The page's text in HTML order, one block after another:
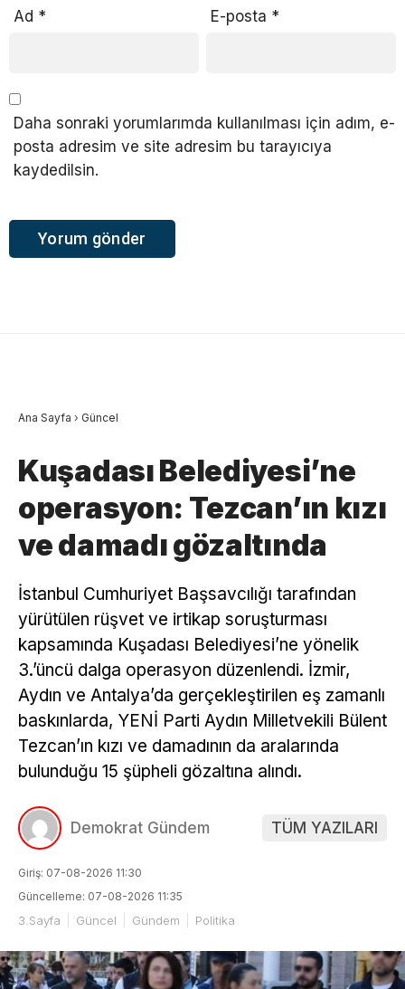
Ad * E-posta *
Daha sonraki yorumlarımda kullanılması için adım, e-
posta adresim ve site adresim bu tarayıcıya
kaydedilsin.
Ana Sayfa › Güncel
Kuşadası Belediyesi’ne
operasyon: Tezcan’ın kızı
ve damadı gözaltında
İstanbul Cumhuriyet Başsavcılığı tarafından
yürütülen rüşvet ve irtikap soruşturması
kapsamında Kuşadası Belediyesi’ne yönelik
3.’üncü dalga operasyon düzenlendi. İzmir,
Aydın ve Antalya’da gerçekleştirilen eş zamanlı
baskınlarda, YENİ Parti Aydın Milletvekili Bülent
Tezcan’ın kızı ve damadının da aralarında
bulunduğu 15 şüpheli gözaltına alındı.
Demokrat Gündem TÜM YAZILARI
Giriş: 07-08-2026 11:30
Güncelleme: 07-08-2026 11:35
3.Sayfa Güncel Gündem Politika